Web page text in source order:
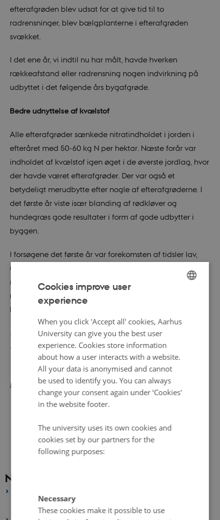
efterafgrøden blev udsat for at give tid til to
radrensninger, blev bælgplanterne i efterafgrøden
svækket.
I det ene år, vi indtil nu har målt, havde hverken
rækkeafstand eller radrensning nogen indvirkning på
udbyttet i det følgende års bygafgrøde.
Bedre udnyttelse af kvælstof
Alle efterafgrøder sænkede nitratindholdet i jorden i
efteråret med 50-60 kg N per hektar. Næste forår var
indholdet af kvælstof igen øget i de øverste jordlag, hvor
der havde været efterafgrøder. Der var også et
betydeligt merudbytte efter nogle af efterafgrøderne. I
det første år viste især blanding af rødkløver og
hundegræs gode resultater i form af gode udbytter i
byggen.
I forsøgene det første år var forekomsten af tidsler lav,
uanset om blandingen var sået tidligt efter en
radrensning eller senere efter to radrensninger. Et års
resultater er ikke nok til at konkludere, hvad der virker
bedst, men første års resultater er lovende.
Projektet RowCrop er et Organic RDD 2-projekt, som
støttes af Grønt Udviklings- og Demonstrationsprogram,
GUDP, og koordineres af ICROFS.
Læs mere på projektets hjemmeside
News archive
January 2026
(1 entry)
DANISH
Cookies improve user
experience
When you click 'Accept all' cookies, Aarhus
University can give you the best user
experience. Cookies store information
about how a user interacts with a website.
All your data is anonymised and cannot
be used to identify you. You can always
change your consent again under ‘Cookies'
in the website footer.
The university uses its own cookies and
cookies set by our partners for the
following purposes:
Necessary
These cookies make it possible to use